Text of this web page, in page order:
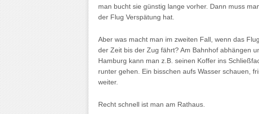
man bucht sie günstig lange vorher. Dann muss
der Flug Verspätung hat.
Aber was macht man im zweiten Fall, wenn das
der Zeit bis der Zug fährt? Am Bahnhof abhängen
Hamburg kann man z.B. seinen Koffer ins
runter gehen. Ein bisschen aufs Wasser schauen,
weiter.
Recht schnell ist man am Rathaus.